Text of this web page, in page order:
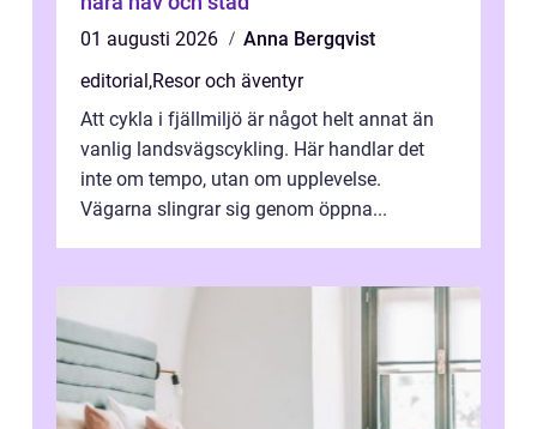
01 augusti 2026
Anna Bergqvist
editorial,Resor och äventyr
Att cykla i fjällmiljö är något helt annat än
vanlig landsvägscykling. Här handlar det
inte om tempo, utan om upplevelse.
Vägarna slingrar sig genom öppna...